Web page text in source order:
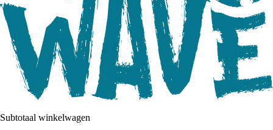
Subtotaal winkelwagen